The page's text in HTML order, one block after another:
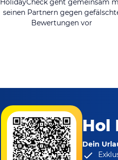
HolidayCheck geht gemeinsam
seinen Partnern gegen
Bewertungen vor
Hol
Dein